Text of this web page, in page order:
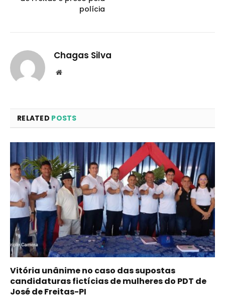
polícia
Chagas Silva
Website
RELATED POSTS
Vitória unânime no caso das supostas
candidaturas fictícias de mulheres do PDT de
José de Freitas-PI